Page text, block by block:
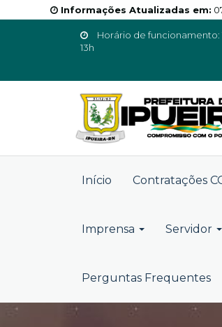
Informações Atualizadas em:
Horário de funcionamento:
13h
Início Contratações
Imprensa Servidor
Perguntas Frequentes